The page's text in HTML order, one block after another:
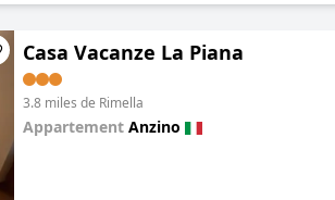
Casa Vacanze La Piana
3.8 miles de Rimella
Appartement Anzino